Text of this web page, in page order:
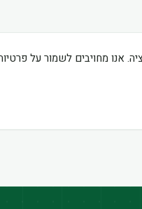
אנו מחויבים לשמור על